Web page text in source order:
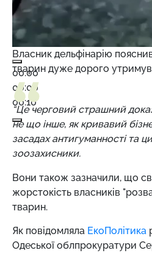
00:00
00:00
00:10
Власник дельфінарію
тварин дуже дорого
“Це черговий страшний
не що інше, як кривавий
засадах антигуманності та
зоозахисники.
Вони також зазначили, що
жорстокість власників
тварин.
Як повідомляла ЕкоПолітика
Одеської облпрокуратури